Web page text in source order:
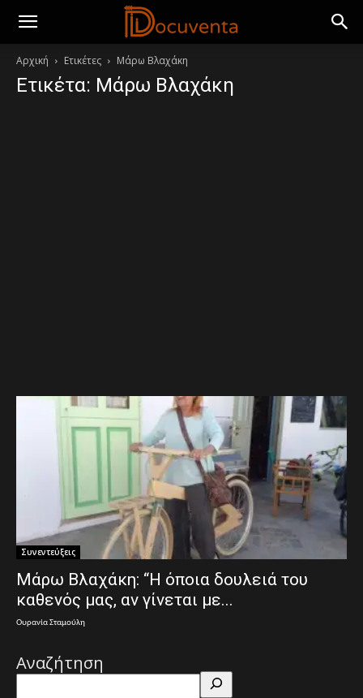
Αρχική Ετικέτες Μάρω Βλαχάκη
Ετικέτα: Μάρω Βλαχάκη
Συνεντεύξεις
Μάρω Βλαχάκη: “Η όποια δουλειά του
καθενός μας, αν γίνεται με...
Ουρανία Σταμούλη
Αναζήτηση